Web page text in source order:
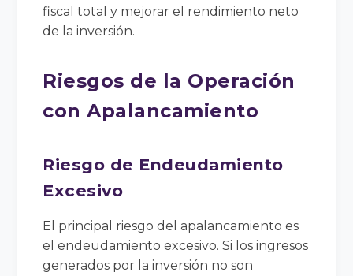
fiscal total y mejorar el rendimiento neto
de la inversión.
Riesgos de la Operación
con Apalancamiento
Riesgo de Endeudamiento
Excesivo
El principal riesgo del apalancamiento es
el endeudamiento excesivo. Si los ingresos
generados por la inversión no son